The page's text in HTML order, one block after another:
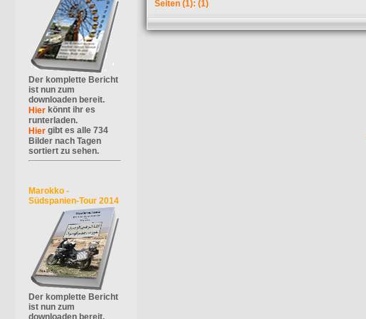
Der komplette Bericht
ist nun zum
downloaden bereit.
Hier könnt ihr es
runterladen.
Hier gibt es alle 734
Bilder nach Tagen
sortiert zu sehen.
Marokko -
Südspanien-Tour 2014
Der komplette Bericht
ist nun zum
downloaden bereit.
Seiten (1): (1)